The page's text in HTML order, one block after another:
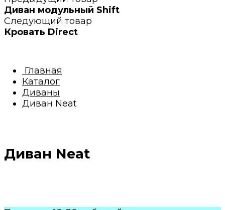
Диван модульный Shift
Следующий товар
Кровать Direct
Главная
Каталог
Диваны
Диван Neat
Диван Neat